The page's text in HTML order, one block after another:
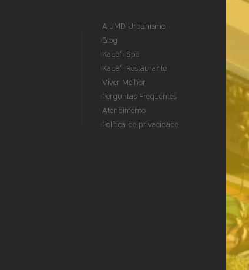
A JMD Urbanismo
Blog
Kaua’i Spa
Kaua’i Restaurante
Viver Melhor
Perguntas Frequentes
Atendimento
Política de privacidade